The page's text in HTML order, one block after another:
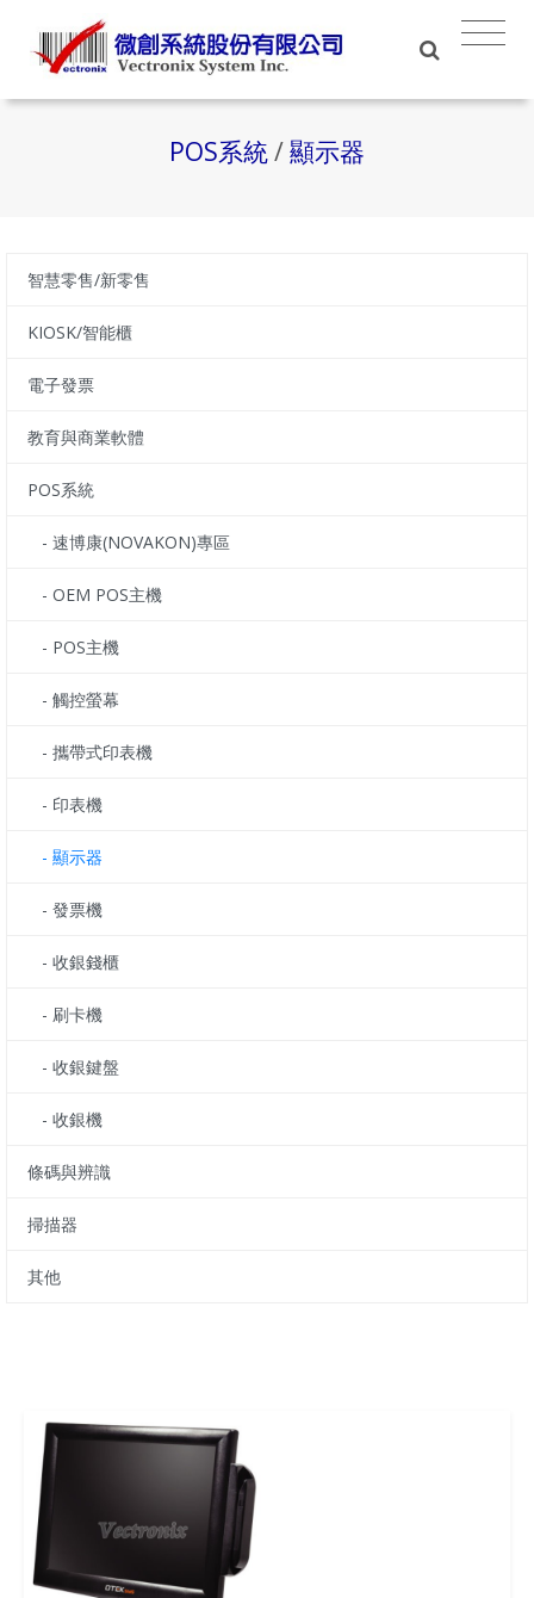
POS系統/顯示器
智慧零售/新零售
KIOSK/智能櫃
電子發票
教育與商業軟體
POS系統
- 速博康(NOVAKON)專區
- OEM POS主機
- POS主機
- 觸控螢幕
- 攜帶式印表機
- 印表機
- 顯示器
- 發票機
- 收銀錢櫃
- 刷卡機
- 收銀鍵盤
- 收銀機
條碼與辨識
掃描器
其他